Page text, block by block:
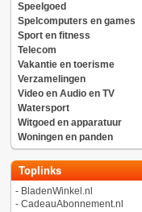
Speelgoed
Spelcomputers en games
Sport en fitness
Telecom
Vakantie en toerisme
Verzamelingen
Video en Audio en TV
Watersport
Witgoed en apparatuur
Woningen en panden
Toplinks
- BladenWinkel.nl
- CadeauAbonnement.nl